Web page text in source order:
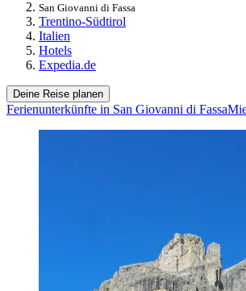
San Giovanni di Fassa
Trentino-Südtirol
Italien
Hotels
Expedia.de
Deine Reise planen
Ferienunterkünfte in San Giovanni di Fassa